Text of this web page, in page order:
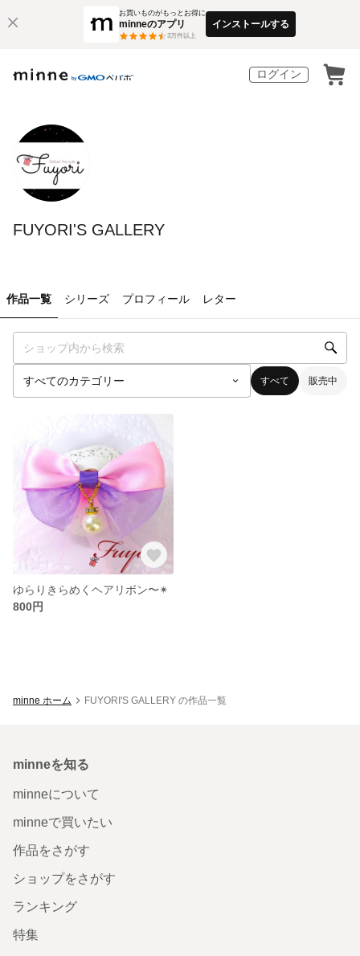
お買いものがもっとお得に
minneのアプリ
3万件以上
インストールする
ログイン
FUYORI'S GALLERY
作品一覧 シリーズ プロフィール レター
すべて 販売中
ゆらりきらめくヘアリボン〜✴︎
800円
minne ホーム FUYORI'S GALLERY の作品一覧
minneを知る
minneについて
minneで買いたい
作品をさがす
ショップをさがす
ランキング
特集